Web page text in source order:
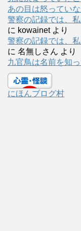
あの目は怒ってい
警察の記録では、
に kowainetより
警察の記録では、
に 名無しさん より
九官鳥は名前を知
にほんブログ村